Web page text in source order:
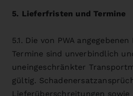
5. Lieferfristen und Termine
5.1. Die von PWA
Termine sind unverbindlich
uneingeschränkter
gültig.
Lieferüberschreitungen sowie